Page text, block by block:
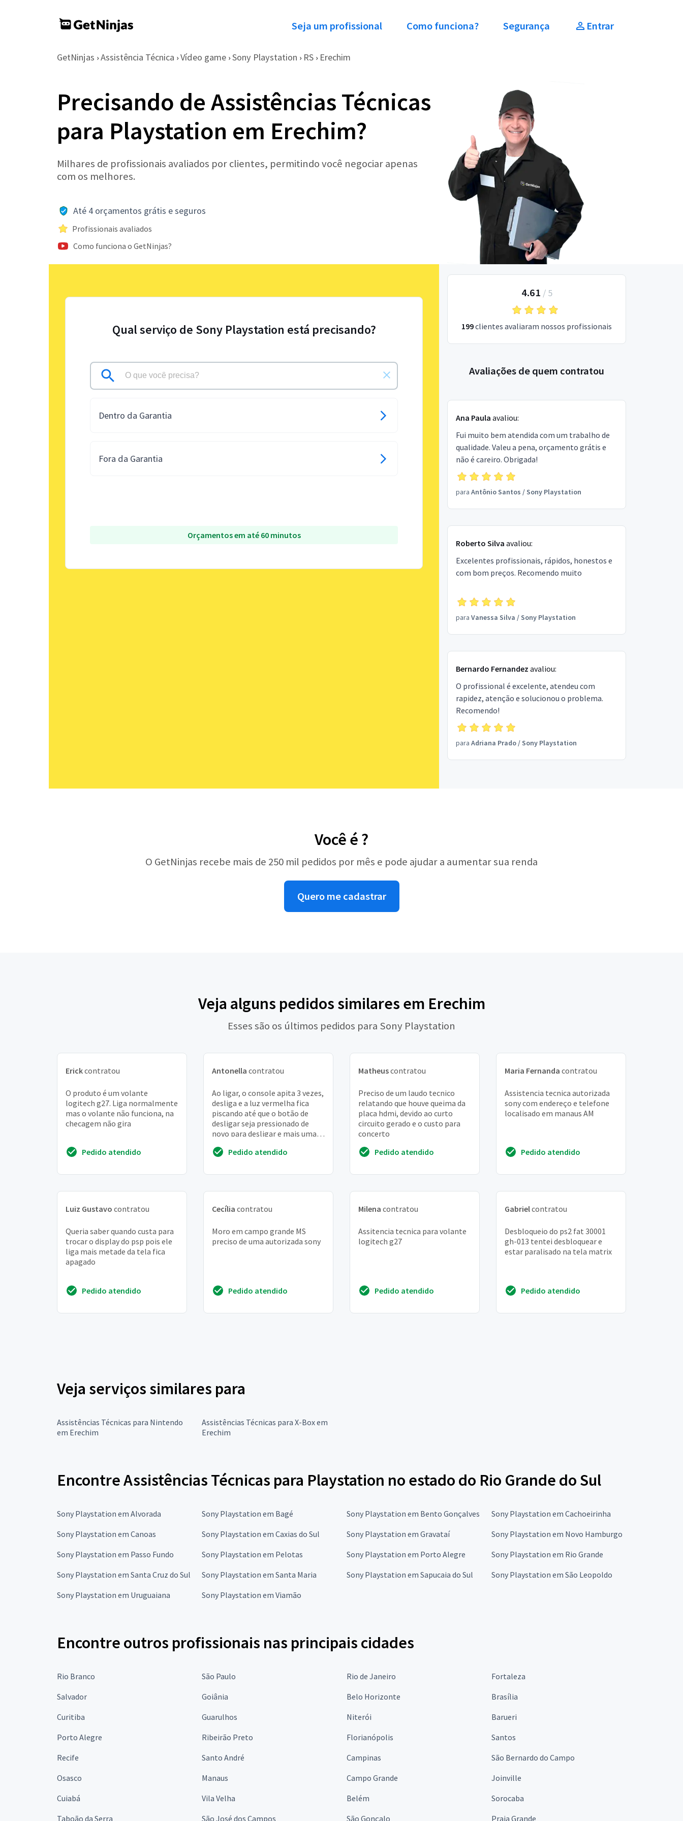
Seja um profissional Como funciona? Segurança Entrar
GetNinjas › Assistência Técnica › Vídeo game › Sony Playstation › RS › Erechim
Precisando de Assistências Técnicas
para Playstation em Erechim?
Milhares de profissionais avaliados por clientes, permitindo você negociar apenas
com os melhores.
Até 4 orçamentos grátis e seguros
Profissionais avaliados
Como funciona o GetNinjas?
Qual serviço de Sony Playstation está precisando?
Dentro da Garantia
Fora da Garantia
Orçamentos em até 60 minutos
4.61 / 5
199clientes avaliaram nossos profissionais
Avaliações de quem contratou
Ana Paula avaliou:
Fui muito bem atendida com um trabalho de
qualidade. Valeu a pena, orçamento grátis e
não é careiro. Obrigada!
para Antônio Santos /Sony Playstation
Roberto Silva avaliou:
Excelentes profissionais, rápidos, honestos e
com bom preços. Recomendo muito
para Vanessa Silva /Sony Playstation
Bernardo Fernandez avaliou:
O profissional é excelente, atendeu com
rapidez, atenção e solucionou o problema.
Recomendo!
para Adriana Prado/Sony Playstation
Você é ?
O GetNinjas recebe mais de 250 mil pedidos por mês e pode ajudar a aumentar sua renda
Quero me cadastrar
Veja alguns pedidos similares em Erechim
Esses são os últimos pedidos para Sony Playstation
Erickcontratou
O produto é um volante
logitech g27. Liga normalmente
mas o volante não funciona, na
checagem não gira
Pedido atendido
Antonella contratou
Ao ligar, o console apita 3 vezes,
desliga e a luz vermelha fica
piscando até que o botão de
desligar seja pressionado de
novo para desligar e mais uma
...
Pedido atendido
Matheuscontratou
Preciso de um laudo tecnico
relatando que houve queima da
placa hdmi, devido ao curto
circuito gerado e o custo para
concerto
Pedido atendido
Maria Fernanda contratou
Assistencia tecnica autorizada
sony com endereço e telefone
localisado em manaus AM
Pedido atendido
Luiz Gustavo contratou
Queria saber quando custa para
trocar o display do psp pois ele
liga mais metade da tela fica
apagado
Pedido atendido
Cecília contratou
Moro em campo grande MS
preciso de uma autorizada sony
Pedido atendido
Milena contratou
Assitencia tecnica para volante
logitech g27
Pedido atendido
Gabrielcontratou
Desbloqueio do ps2 fat 30001
gh-013 tentei desbloquear e
estar paralisado na tela matrix
Pedido atendido
Veja serviços similares para
Assistências Técnicas para Nintendo
em Erechim
Assistências Técnicas para X-Box em
Erechim
Encontre Assistências Técnicas para Playstation no estado do Rio Grande do Sul
Sony Playstation em Alvorada Sony Playstation em Bagé Sony Playstation em Bento Gonçalves
Sony Playstation em Cachoeirinha
Sony Playstation em Canoas
Sony Playstation em Caxias do Sul Sony Playstation em Gravataí
Sony Playstation em Novo Hamburgo
Sony Playstation em Passo Fundo
Sony Playstation em Pelotas Sony Playstation em Porto Alegre
Sony Playstation em Rio Grande
Sony Playstation em Santa Cruz do Sul
Sony Playstation em Santa Maria Sony Playstation em Sapucaia do Sul
Sony Playstation em São Leopoldo
Sony Playstation em Uruguaiana
Sony Playstation em Viamão
Encontre outros profissionais nas principais cidades
Rio Branco São Paulo Rio de Janeiro
Fortaleza
Salvador
Goiânia Belo Horizonte
Brasília
Curitiba
Guarulhos Niterói
Barueri
Porto Alegre
Ribeirão Preto Florianópolis
Santos
Recife
Santo André Campinas
São Bernardo do Campo
Osasco
Manaus Campo Grande
Joinville
Cuiabá
Vila Velha Belém
Sorocaba
Taboão da Serra
São José dos Campos São Gonçalo Praia Grande